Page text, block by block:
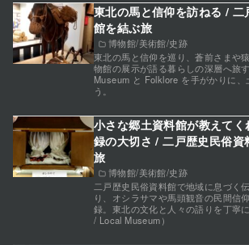
博物館/美術館/史跡
東北の馬と信仰を訪ねる / 二
館を結ぶ旅
東北の馬と信仰を巡り、蒼前さまや
物館の展示が語る暮らしの深層へ旅
Museum と Folklore を手がかりに、
う。
博物館/美術館/史跡
小さな郷土資料館が教えて
録の大切さ / 二戸歴史民俗資
旅
二戸歴史民俗資料館で地域に息づく
り、オシラサマや馬頭観音の民間信
録。東北の文化と人々の語りを丁寧
/ Local Museum）